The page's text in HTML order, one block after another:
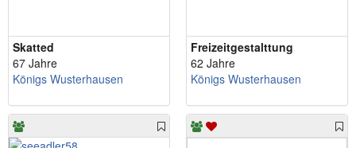
Skatted
67 Jahre
Königs Wusterhausen
Freizeitgestalttung
62 Jahre
Königs Wusterhausen